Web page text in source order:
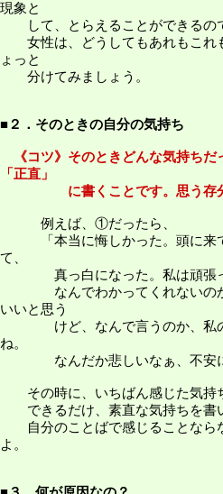
現象と
して、とらえることができるの
女性は、どうしてもあれもこれ
ょっと
分けてみましょう。
■２．そのときの自分の気持ち
《コツ》そのときどんな気持ちだ
「正直」
に書くことです。思う存分に
例えば、①だったら、
「本当に悔しかった。頭に来て
て、
真っ白になった。私は頑張っ
なんでわかってくれないのか
いいと思う
けど、なんで言うのか、私の
ね。
なんだか悲しいなぁ、不安
その時に、いちばん感じた気持
できるだけ、素直な気持ちを書
自分のことばで感じることなら
よ。